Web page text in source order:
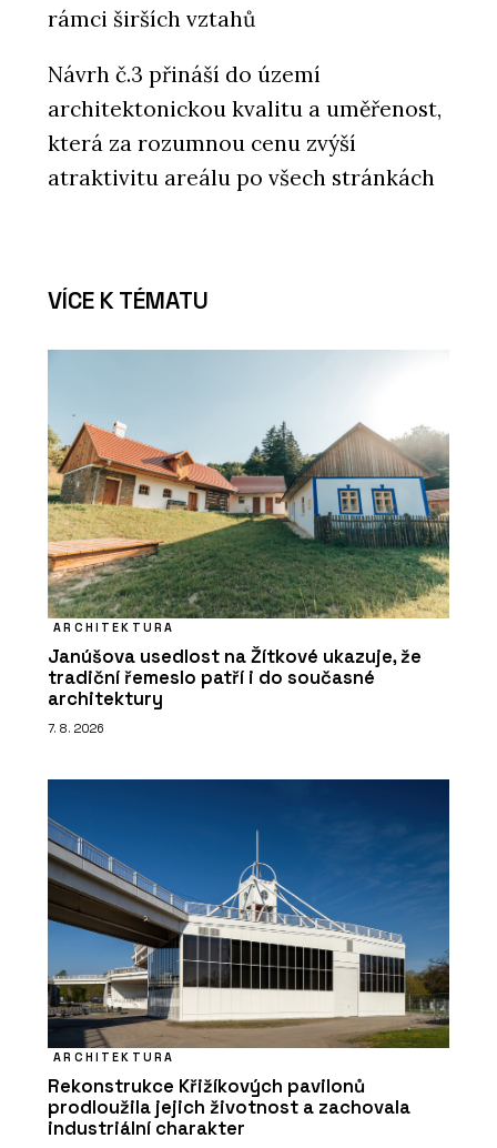
rámci širších vztahů
Návrh č.3 přináší do území
architektonickou kvalitu a uměřenost,
která za rozumnou cenu zvýší
atraktivitu areálu po všech stránkách
VÍCE K TÉMATU
ARCHITEKTURA
Janúšova usedlost na Žítkové ukazuje, že
tradiční řemeslo patří i do současné
architektury
7. 8. 2026
ARCHITEKTURA
Rekonstrukce Křižíkových pavilonů
prodloužila jejich životnost a zachovala
industriální charakter